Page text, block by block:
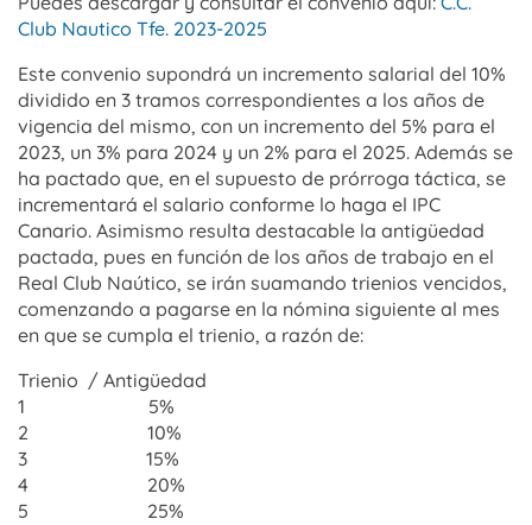
Club Nautico Tfe. 2023-2025
Este convenio supondrá un incremento salarial del 10%
dividido en 3 tramos correspondientes a los años de
vigencia del mismo, con un incremento del 5% para el
2023, un 3% para 2024 y un 2% para el 2025. Además se
ha pactado que, en el supuesto de prórroga táctica, se
incrementará el salario conforme lo haga el IPC
Canario. Asimismo resulta destacable la antigüedad
pactada, pues en función de los años de trabajo en el
Real Club Naútico, se irán suamando trienios vencidos,
comenzando a pagarse en la nómina siguiente al mes
en que se cumpla el trienio, a razón de:
Trienio / Antigüedad
1 5%
2 10%
3 15%
4 20%
5 25%